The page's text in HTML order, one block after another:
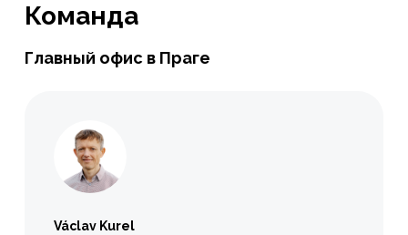
Команда
Главный офис в Праге
Václav Kurel